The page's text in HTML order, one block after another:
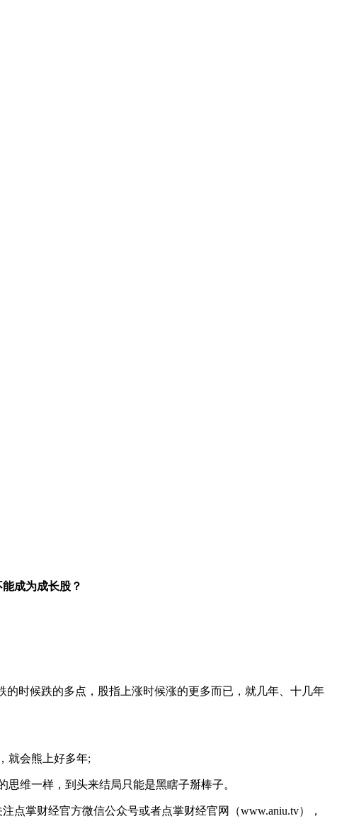
成为成长股？
时候跌的多点，股指上涨时候涨的更多而已，就几年、十几年
就会熊上好多年;
维一样，到头来结局只能是黑瞎子掰棒子。
点掌财经官方微信公众号或者点掌财经官网（www.aniu.tv），